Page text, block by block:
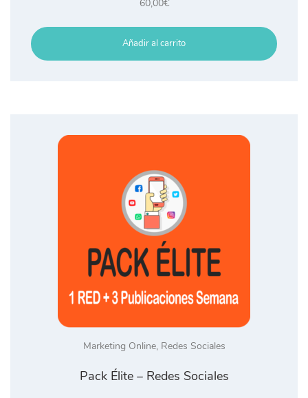
60,00€
Añadir al carrito
Marketing Online, Redes Sociales
Pack Élite – Redes Sociales